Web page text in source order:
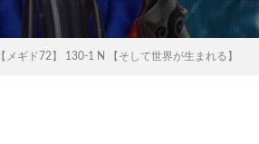
【メギド72】 130-1 N 【そして世界が生まれる】